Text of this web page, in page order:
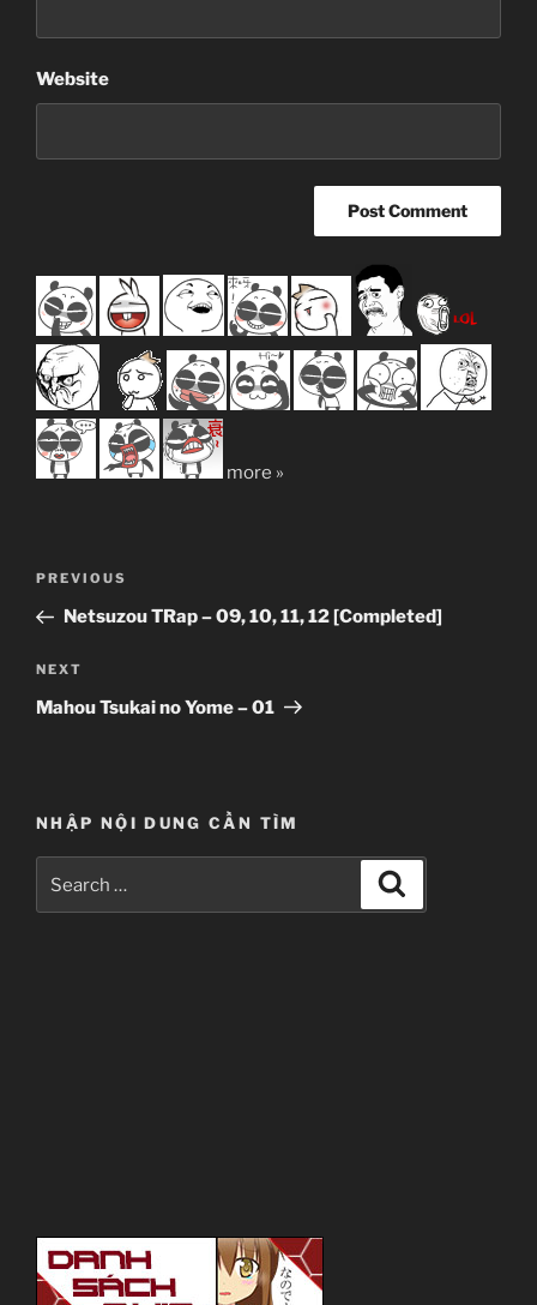
Website
more »
Previous
Post
PREVIOUS
Netsuzou TRap – 09, 10, 11, 12 [Completed]
Next
Post
NEXT
Mahou Tsukai no Yome – 01
NHẬP NỘI DUNG CẦN TÌM
for: